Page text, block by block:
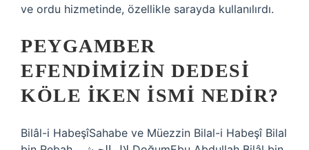
ve ordu hizmetinde, özellikle sarayda kullanılırdı.
PEYGAMBER
EFENDIMIZIN DEDESI
KÖLE IKEN ISMI NEDIR?
Bilâl-i HabeşîSahabe ve Müezzin Bilal-i Habeşî Bilal